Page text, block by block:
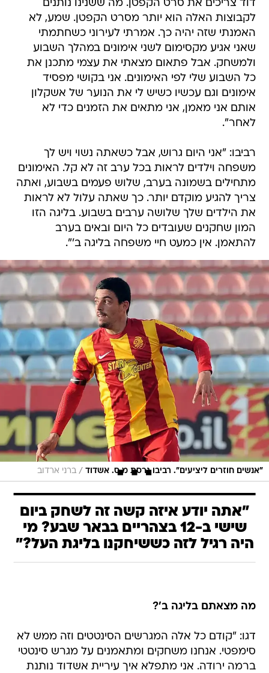
דוד צריכים את סרט הקפטן. מה ששנינו נותנים
לקבוצות האלה הוא יותר מסרט הקפטן. שמע, לא
האמנתי שזה יהיה כך. אמרתי לעירוני כשחתמתי
שאני אגיע מקסימום לשני אימונים במהלך השבוע
ולמשחק. אבל פתאום מצאתי את עצמי מתכנן את
כל השבוע שלי לפי האימונים. אני בקושי מפסיד
אימונים וגם עכשיו כשיש לי את הנוער של אשקלון
אותם אני מאמן, אני מתאים את הזמנים כדי לא
לאחר".
רביבו: "אני היום גרוש, אבל כשאתה נשוי ויש לך
משפחה וילדים לראות בכל ערב זה לא קל. האימונים
מתחילים בשמונה בערב, שלוש פעמים בשבוע, ואתה
צריך להגיע מוקדם יותר. כך שאתה עלול לא לראות
את הילדים שלך שלושה ערבים בשבוע. בליגה הזו
המון שחקנים שעובדים כל היום ובאים בערב
להתאמן. אין כמעט חיי משפחה בליגה ב'".
"אנשים חוזרים ליציעים". רביבו גרסת מ.ס. אשדוד / ברני ארדוב
"אתה יודע איזה קשה זה לשחק ביום
שישי ב-12 בצהריים בבאר שבע? מי
היה רגיל לזה כששיחקנו בליגת העל?"
מה מצאתם בליגה ב'?
דגו: "קודם כל אלה המגרשים הסינטטים וזה ממש לא
סימפטי. אנחנו משחקים ומתאמנים על מגרש סינטטי
ברמה ירודה. אני מתפלא איך עיריית אשדוד נותנת